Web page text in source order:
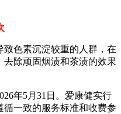
色素沉淀较重的人群，在
去除顽固烟渍和茶渍的效果
年5月31日。爱康健实行
一致的服务标准和收费参